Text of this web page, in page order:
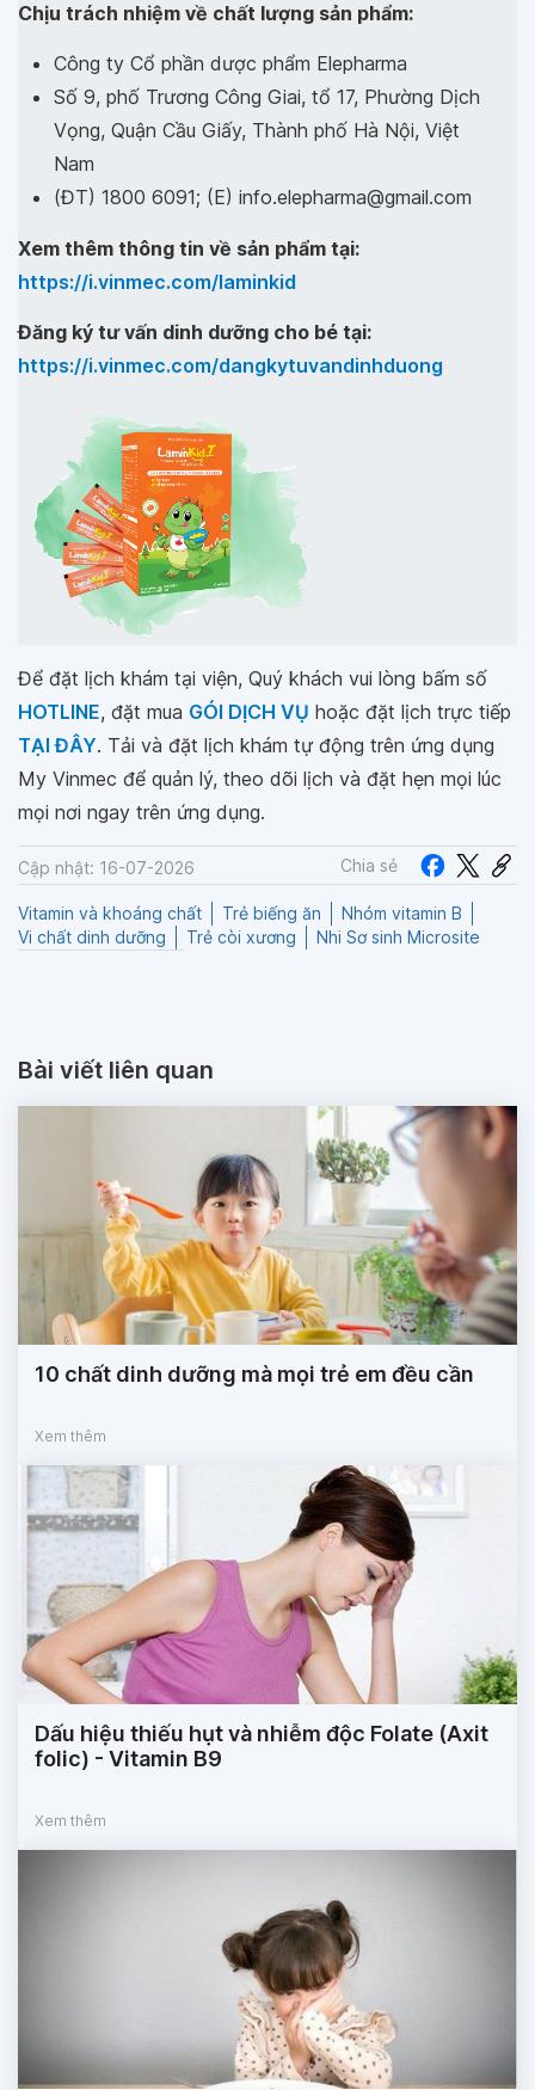
Chịu trách nhiệm về chất lượng sản phẩm:
Công ty Cổ phần dược phẩm Elepharma
Số 9, phố Trương Công Giai, tổ 17, Phường Dịch
Vọng, Quận Cầu Giấy, Thành phố Hà Nội, Việt
Nam
(ĐT) 1800 6091; (E) info.elepharma@gmail.com
Xem thêm thông tin về sản phẩm tại:
https://i.vinmec.com/laminkid
Đăng ký tư vấn dinh dưỡng cho bé tại:
https://i.vinmec.com/dangkytuvandinhduong
Để đặt lịch khám tại viện, Quý khách vui lòng bấm số
HOTLINE, đặt mua GÓI DỊCH VỤ hoặc đặt lịch trực tiếp
TẠI ĐÂY. Tải và đặt lịch khám tự động trên ứng dụng
My Vinmec để quản lý, theo dõi lịch và đặt hẹn mọi lúc
mọi nơi ngay trên ứng dụng.
Cập nhật: 16-07-2026 Chia sẻ
Vitamin và khoáng chất Trẻ biếng ăn
Nhóm vitamin B
Vi chất dinh dưỡng
Trẻ còi xương Nhi Sơ sinh Microsite
Bài viết liên quan
10 chất dinh dưỡng mà mọi trẻ em đều cần
Xem thêm
Dấu hiệu thiếu hụt và nhiễm độc Folate (Axit
folic) - Vitamin B9
Xem thêm